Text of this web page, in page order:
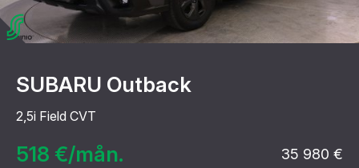
SUBARU Outback
2,5i Field CVT
518 €/mån. 35 980 €